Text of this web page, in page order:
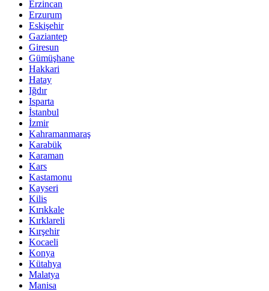
Erzincan
Erzurum
Eskişehir
Gaziantep
Giresun
Gümüşhane
Hakkari
Hatay
Iğdır
Isparta
İstanbul
İzmir
Kahramanmaraş
Karabük
Karaman
Kars
Kastamonu
Kayseri
Kilis
Kırıkkale
Kırklareli
Kırşehir
Kocaeli
Konya
Kütahya
Malatya
Manisa